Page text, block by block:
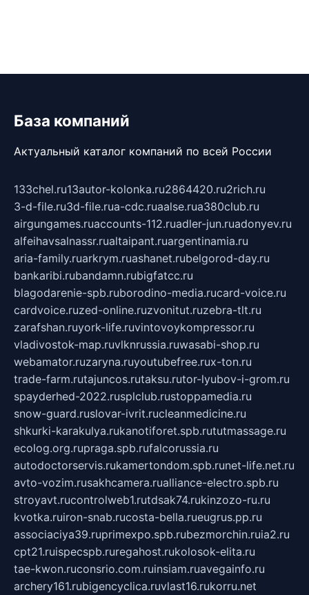
База компаний
Актуальный каталог компаний по всей России
133chel.ru13autor-kolonka.ru2864420.ru2rich.ru
3-d-file.ru3d-file.rua-cdc.ruaalse.rua380club.ru
airgungames.ruaccounts-112.ruadler-jun.ruadonyev.ru
alfeihavsalnassr.rualtaipant.ruargentinamia.ru
aria-family.ruarkrym.ruashanet.rubelgorod-day.ru
bankaribi.rubandamn.rubigfatcc.ru
blagodarenie-spb.ruborodino-media.rucard-voice.ru
cardvoice.ruzed-online.ruzvonitut.ruzebra-tlt.ru
zarafshan.ruyork-life.ruvintovoykompressor.ru
vladivostok-map.ruvlknrussia.ruwasabi-shop.ru
webamator.ruzaryna.ruyoutubefree.rux-ton.ru
trade-farm.rutajuncos.rutaksu.rutor-lyubov-i-grom.ru
spayderhed-2022.rusplclub.rustoppamedia.ru
snow-guard.ruslovar-ivrit.rucleanmedicine.ru
shkurki-karakulya.rukanotiforet.spb.rututmassage.ru
ecolog.org.rupraga.spb.rufalcorussia.ru
autodoctorservis.rukamertondom.spb.runet-life.net.ru
avto-vozim.rusakhcamera.rualliance-electro.spb.ru
stroyavt.rucontrolweb1.rutdsak74.rukinzozo-ru.ru
kvotka.ruiron-snab.rucosta-bella.rueugrus.pp.ru
associaciya39.ruprimexpo.spb.rubezmorchin.ruia2.ru
cpt21.ruispecspb.ruregahost.rukolosok-elita.ru
tae-kwon.ruconsrio.com.ruinsiam.ruavegainfo.ru
archery161.rubigencyclica.ruvlast16.rukorru.net